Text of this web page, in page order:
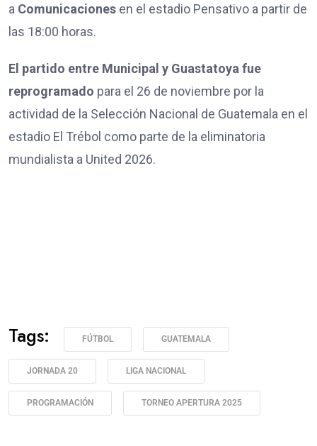
a Comunicaciones en el estadio Pensativo a partir de
las 18:00 horas.
El partido entre Municipal y Guastatoya fue
reprogramado para el 26 de noviembre por la
actividad de la Selección Nacional de Guatemala en el
estadio El Trébol como parte de la eliminatoria
mundialista a United 2026.
Tags: FÚTBOL GUATEMALA
JORNADA 20 LIGA NACIONAL
PROGRAMACIÓN TORNEO APERTURA 2025